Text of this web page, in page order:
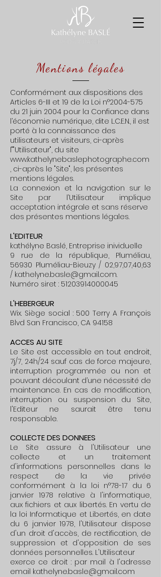
Mentions légales
Conformément aux dispositions des
Articles 6-III et 19 de la Loi n°2004-575
du 21 juin 2004 pour la Confiance dans
l’économie numérique, dite L.C.E.N., il est
porté à la connaissance des
utilisateurs et visiteurs, ci-après
l""Utilisateur", du site
www.kathelynebaslephotographe.com
, ci-après le "Site", les présentes
mentions légales.
La connexion et la navigation sur le
Site par l’Utilisateur implique
acceptation intégrale et sans réserve
des présentes mentions légales.
L'EDITEUR
kathélyne Baslé, Entreprise inividuelle
9 rue de la république, Pluméliau,
56930 Pluméliau-Bieuzy / 02,97,07,40,63
/ kathelyne.basle@gmail.com.
Numéro siret : 51203914000045
L'HEBERGEUR
Wix. Siège social : 500 Terry A François
Blvd San Francisco, CA 94158
ACCES AU SITE
Le Site est accessible en tout endroit,
7j/7, 24h/24 sauf cas de force majeure,
interruption programmée ou non et
pouvant découlant d’une nécessité de
maintenance. En cas de modification,
interruption ou suspension du Site,
l'Editeur ne saurait être tenu
responsable.
COLLECTE DES DONNEES
Le Site assure à l'Utilisateur une
collecte et un traitement
d'informations personnelles dans le
respect de la vie privée
conformément à la loi n°78-17 du 6
janvier 1978 relative à l'informatique,
aux fichiers et aux libertés. En vertu de
la loi Informatique et Libertés, en date
du 6 janvier 1978, l'Utilisateur dispose
d'un droit d'accès, de rectification, de
suppression et d'opposition de ses
données personnelles. L'Utilisateur
exerce ce droit : par mail à l'adresse
email kathelyne.basle@gmail.com